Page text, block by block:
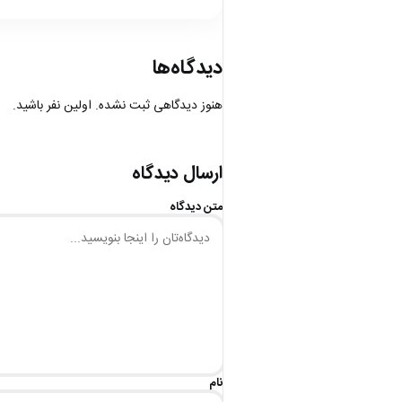
دیدگاه‌ها
هنوز دیدگاهی ثبت نشده. اولین نفر باشید.
ارسال دیدگاه
متن دیدگاه
نام